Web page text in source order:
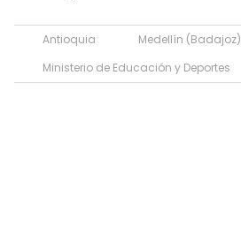
Antioquia Medellín (Badajoz)
Ministerio de Educación y Deportes